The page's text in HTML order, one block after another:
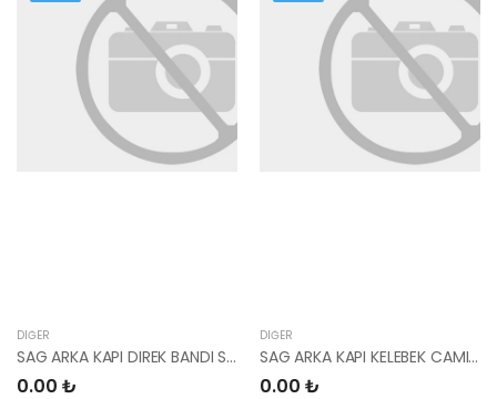
DIĞER
SAG ARKA KAPI DIREK BANDI STİCKER İ20 2020- 77521-Q0000-HMC
0.00 ₺
DIĞER
SAG ARKA KAPI KELEBEK CAMI BANDI STİCKER İ20 2020- 77523-Q0000-HMC
0.00 ₺